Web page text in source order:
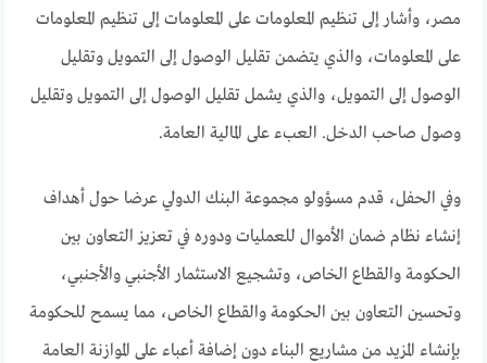
مصر، وأشار إلى تنظيم المعلومات على المعلومات إلى تنظيم المعلومات
على المعلومات، والذي يتضمن تقليل الوصول إلى التمويل وتقليل
الوصول إلى التمويل، والذي يشمل تقليل الوصول إلى التمويل وتقليل
وصول صاحب الدخل. العبء على المالية العامة.
وفي الحفل، قدم مسؤولو مجموعة البنك الدولي عرضا حول أهداف
إنشاء نظام ضمان الأموال للعمليات ودوره في تعزيز التعاون بين
الحكومة والقطاع الخاص، وتشجيع الاستثمار الأجنبي والأجنبي،
وتحسين التعاون بين الحكومة والقطاع الخاص، مما يسمح للحكومة
بإنشاء المزيد من مشاريع البناء دون إضافة أعباء على الموازنة العامة